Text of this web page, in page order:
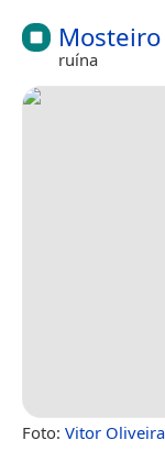
Mosteiro
ruína
Foto: Vitor Oliveira